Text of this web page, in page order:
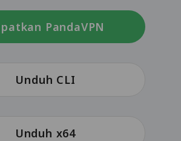
PandaVPN
Unduh CLI
Unduh x64